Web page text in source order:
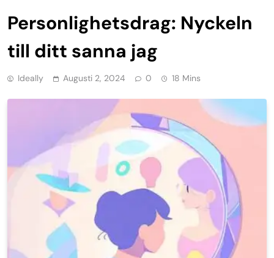
Personlighetsdrag: Nyckeln
till ditt sanna jag
Ideally Augusti 2, 2024 0 18 Mins